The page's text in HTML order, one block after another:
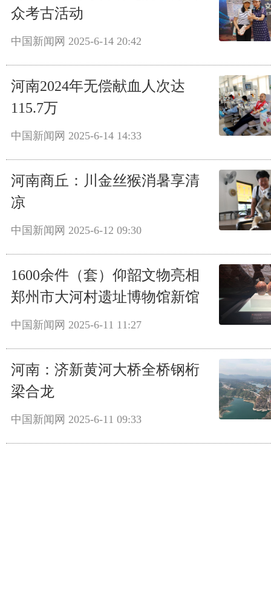
众考古活动
中国新闻网 2025-6-14 20:42
河南2024年无偿献血人次达
115.7万
中国新闻网 2025-6-14 14:33
河南商丘：川金丝猴消暑享清
凉
中国新闻网 2025-6-12 09:30
1600余件（套）仰韶文物亮相
郑州市大河村遗址博物馆新馆
中国新闻网 2025-6-11 11:27
河南：济新黄河大桥全桥钢桁
梁合龙
中国新闻网 2025-6-11 09:33